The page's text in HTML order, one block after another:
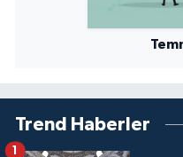
Trend Haberler
1
Şırnak Müftülüğü